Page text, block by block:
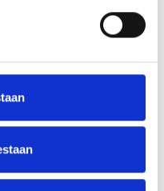
Sessie